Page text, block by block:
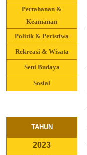
Pertahanan &
Keamanan
Politik & Peristiwa
Rekreasi & Wisata
Seni Budaya
Sosial
TAHUN
2023